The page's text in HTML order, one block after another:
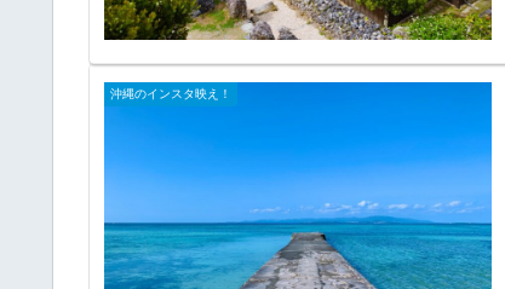
沖縄のインスタ映え！